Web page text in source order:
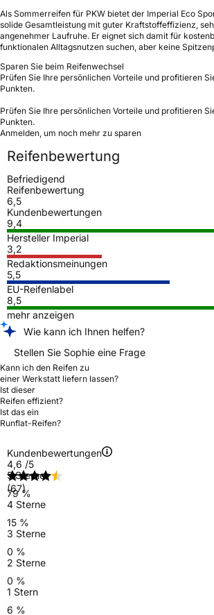
Als Sommerreifen für PKW bietet der Imperial Eco
solide Gesamtleistung mit guter Kraftstoffeffizienz,
angenehmer Laufruhe. Er eignet sich damit für
funktionalen Alltagsnutzen suchen, aber keine
Sparen Sie beim Reifenwechsel
Prüfen Sie Ihre persönlichen Vorteile und profitieren
Punkten.
Prüfen Sie Ihre persönlichen Vorteile und profitieren
Punkten.
Anmelden, um noch mehr zu sparen
Reifenbewertung
Befriedigend
Reifenbewertung
6,5
Kundenbewertungen
9,4
Hersteller Imperial
3,2
Redaktionsmeinungen
5,5
EU-Reifenlabel
8,5
mehr anzeigen
Wie kann ich Ihnen helfen?
Stellen Sie Sophie eine Frage
Kann ich den Reifen zu
einer Werkstatt liefern lassen?
Ist dieser
Reifen effizient?
Ist das ein
Runflat-Reifen?
Kundenbewertungen
4,6 /5
(67)
5 Sterne
79 %
4 Sterne
15 %
3 Sterne
0 %
2 Sterne
0 %
1 Stern
6 %